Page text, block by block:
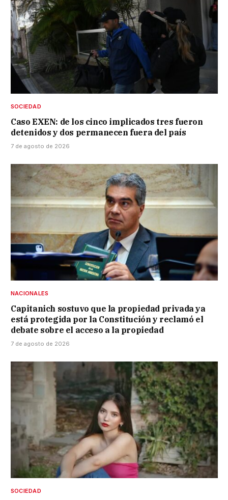
SOCIEDAD
Caso EXEN: de los cinco implicados tres fueron
detenidos y dos permanecen fuera del país
7 de agosto de 2026
NACIONALES
Capitanich sostuvo que la propiedad privada ya
está protegida por la Constitución y reclamó el
debate sobre el acceso a la propiedad
7 de agosto de 2026
SOCIEDAD